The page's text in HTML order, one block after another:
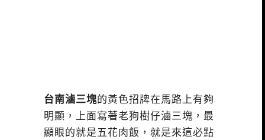
台南滷三塊的黃色招牌在馬路上有夠
明顯，上面寫著老狗樹仔滷三塊，最
顯眼的就是五花肉飯，就是來這必點